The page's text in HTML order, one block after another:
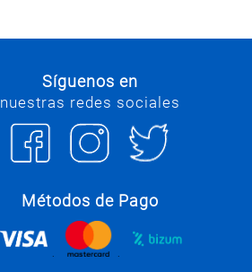
Síguenos en
nuestras redes sociales
Métodos de Pago
. .